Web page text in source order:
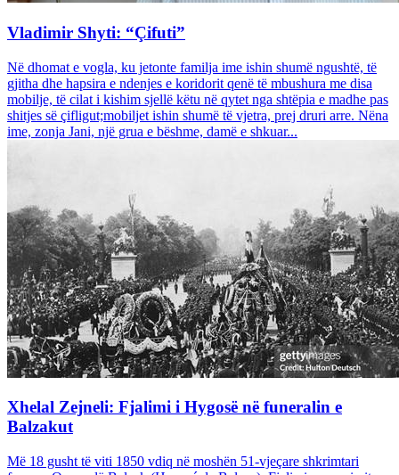
Vladimir Shyti: “Çifuti”
Në dhomat e vogla, ku jetonte familja ime ishin shumë ngushtë, të
gjitha dhe hapsira e ndenjes e koridorit qenë të mbushura me disa
mobilje, të cilat i kishim sjellë këtu në qytet nga shtëpia e madhe pas
shitjes së çifligut;mobiljet ishin shumë të vjetra, prej druri arre. Nëna
ime, zonja Jani, një grua e bëshme, damë e shkuar...
Xhelal Zejneli: Fjalimi i Hygosë në funeralin e
Balzakut
Më 18 gusht të viti 1850 vdiq në moshën 51-vjeçare shkrimtari